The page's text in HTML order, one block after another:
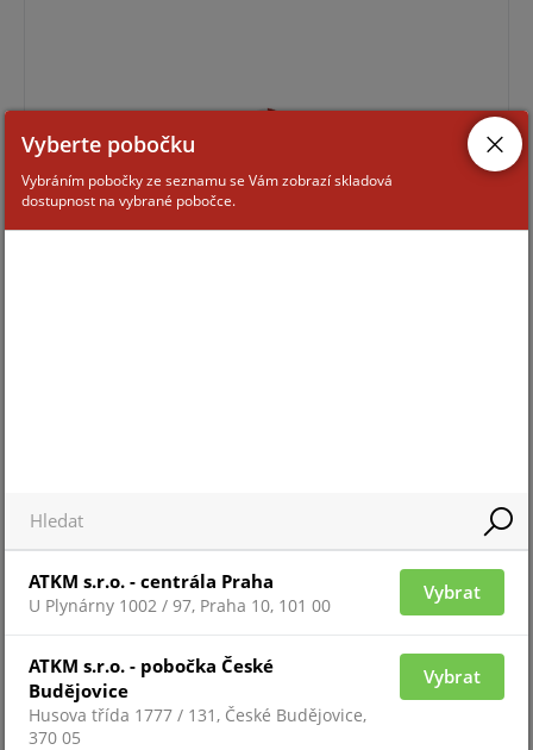
Pro zobrazení informací je nutné být přihlášený
Vyberte pobočku
Vybráním pobočky ze seznamu se Vám zobrazí skladová
dostupnost na vybrané pobočce.
ATKM s.r.o. - centrála Praha
U Plynárny 1002 / 97, Praha 10, 101 00
Vybrat
ATKM s.r.o. - pobočka České
Budějovice
Husova třída 1777 / 131, České Budějovice,
370 05
Vybrat